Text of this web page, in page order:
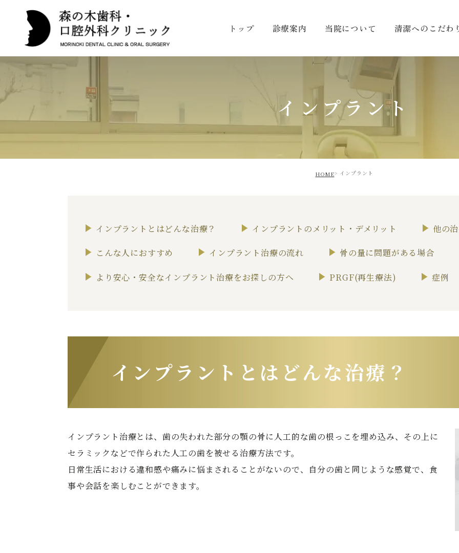
トップ 診療案内 当院について 清潔へのこだわ
インプラント
HOME インプラント
インプラントとはどんな治療？ インプラントのメリット・デメリット 他の
こんな人におすすめ インプラント治療の流れ 骨の量に問題がある場合
より安心・安全なインプラント治療をお探しの方へ PRGF(再生療法) 症例
インプラントとはどんな治療？
インプラント治療とは、歯の失われた部分の顎の骨に人工的な歯の根っこを埋め込み、その上に
セラミックなどで作られた人工の歯を被せる治療方法です。
日常生活における違和感や痛みに悩まされることがないので、自分の歯と同じような感覚で、食
事や会話を楽しむことができます。